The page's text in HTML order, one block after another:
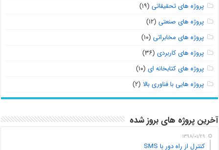
پروژه های تحقیقاتی (۱۹)
پروژه های صنعتی (۱۲)
پروژه های مخابراتی (۱۰)
پروژه های کاربردی (۳۶)
پروژه های کتابخانه ای (۱۰)
پروژه هایی با فناوری بالا (۲)
آخرین پروژه های بروز شده
۱۳۹۸/۰۱/۲۹
کنترل از راه دور با SMS